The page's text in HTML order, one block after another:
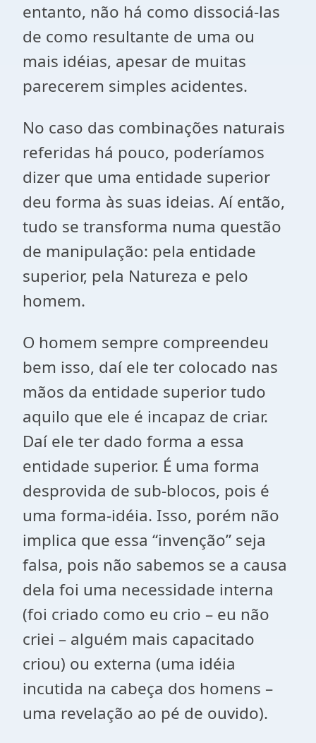
entanto, não há como dissociá-las
de como resultante de uma ou
mais idéias, apesar de muitas
parecerem simples acidentes.
No caso das combinações naturais
referidas há pouco, poderíamos
dizer que uma entidade superior
deu forma às suas ideias. Aí então,
tudo se transforma numa questão
de manipulação: pela entidade
superior, pela Natureza e pelo
homem.
O homem sempre compreendeu
bem isso, daí ele ter colocado nas
mãos da entidade superior tudo
aquilo que ele é incapaz de criar.
Daí ele ter dado forma a essa
entidade superior. É uma forma
desprovida de sub-blocos, pois é
uma forma-idéia. Isso, porém não
implica que essa “invenção” seja
falsa, pois não sabemos se a causa
dela foi uma necessidade interna
(foi criado como eu crio – eu não
criei – alguém mais capacitado
criou) ou externa (uma idéia
incutida na cabeça dos homens –
uma revelação ao pé de ouvido).